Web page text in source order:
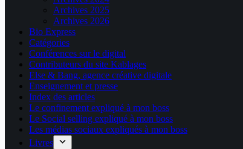
Archives 2025
Archives 2026
Bio Express
Catégories
Conférences sur le digital
Contributeurs du site Kablages
Else & Bang, agence créative digitale
Enseignement et presse
Index des articles
Le confinement expliqué à mon boss
Le Social selling expliqué à mon boss
Les médias sociaux expliqués à mon boss
Livres